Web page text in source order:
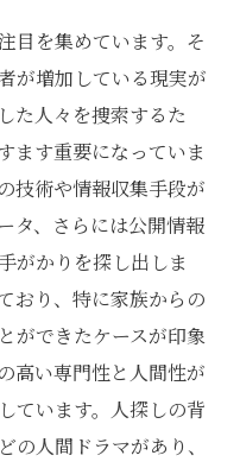
の変化に寄り添って
目を集めています。そ
が増加している現実が
た人々を捜索するた
ます重要になっていま
技術や情報収集手段が
タ、さらには公開情報
がかりを探し出しま
おり、特に家族からの
ができたケースが印象
高い専門性と人間性が
ています。人探しの背
の人間ドラマがあり、